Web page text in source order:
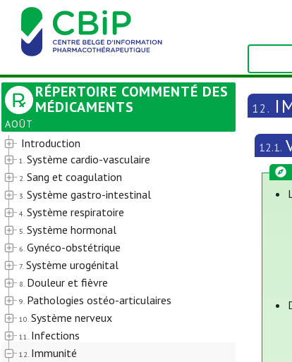
RÉPERTOIRE COMMENTÉ DES
MÉDICAMENTS
AOÛT
Introduction
1. Système cardio-vasculaire
2. Sang et coagulation
3. Système gastro-intestinal
4. Système respiratoire
5. Système hormonal
6. Gynéco-obstétrique
7. Système urogénital
8. Douleur et fièvre
9. Pathologies ostéo-articulaires
10. Système nerveux
11. Infections
12. Immunité
12.
12.1.